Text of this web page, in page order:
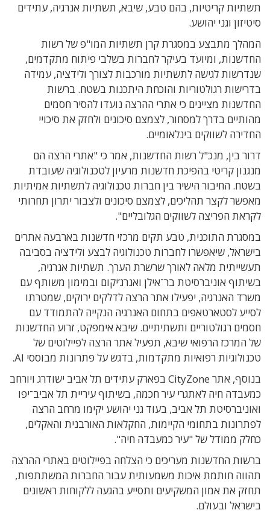
תשתיות קריטיות, בהם טבע, שיבא, תשתיות אנרגיה, עתידים
סיטיזון וגני יהושע.
המהלך מתבצע במסגרת קרן תשתיות המו"פ של רשות
החדשנות, ומיועד בעיקר לחברות בשלבי פיתוח מתקדמים,
שנדרשות לגישה לתשתיות מורכבות לצורך ולידציה, עמידה
בדרישות רגולטוריות והוכחת היתכנות בשטח. ברשות
החדשנות מציינים כי אתרי ההרצה נועדו להסיר חסמים
מהותיים בדרך למסחור, לצמצם סיכונים ולחזק את סיכויי
החדירה לשווקים בינלאומיים.
דרור בין, מנכ"ל רשות החדשנות, אמר כי "אתרי הרצה הם
מנגנון קריטי בהפיכת חדשנות מרעיון לטכנולוגיה שעובדת
בשטח. החיבור הישיר בין חברות טכנולוגיה לתשתיות אמיתיות
מאפשר לקצר תהליכים, לצמצם סיכונים ולצבור יתרון תחרותי
לקראת הפריצה לשווקים הגלובליים".
במסגרת התוכנית, טבע תקים מרכזי חדשנות בארבעה אתרים
בישראל, שיאפשרו לחברות טכנולוגיה לבצע ולידציה בסביבה
תעשייתית מלאה לאורך שרשרת הערך. תשתיות אנרגיה,
בשיתוף אוניברסיטת בר־אילן ואנרג’יקום ובמימון משותף עם
משרד האנרגיה, יפעילו אתר הרצה לדלקים ירוקים, שמטרתו
לסייע לסטארטאפים בתחום האנרגיה הנקייה להתמודד עם
חסמים רגולטוריים ותשתיתיים. שיבא אימפקט, זרוע החדשנות
של המרכז הרפואי שיבא, תפעיל אתר הרצה לפיילוטים של
טכנולוגיות רפואיות מתקדמות, בדגש על פתרונות מבוססי AI.
בנוסף, אתר CityZone בפארק עתידים תל אביב ישודרג ויורחב
כמעבדה חיה לאתגרי עיר חכמה, בשיתוף עיריית תל אביב־יפו
ואוניברסיטת תל אביב, בעוד גני יהושע יקימו מרחב הרצה
לפתרונות בתחומי הקיימות, החקלאות האורבנית והאקלים,
כחלק ממודל של "עיר כמעבדה חיה".
ברשות החדשנות מעריכים כי הצלחה בפיילוטים באתרי ההרצה
תהווה חותמת איכות משמעותית עבור החברות המשתתפות,
תחזק את אמון המשקיעים ותסייע בהגעה ללקוחות ראשונים
בישראל ובעולם.